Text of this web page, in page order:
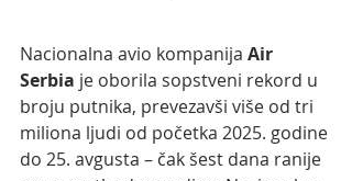
Nacionalna avio kompanija Air
Serbia je oborila sopstveni rekord u
broju putnika, prevezavši više od tri
miliona ljudi od početka 2025. godine
do 25. avgusta – čak šest dana ranije